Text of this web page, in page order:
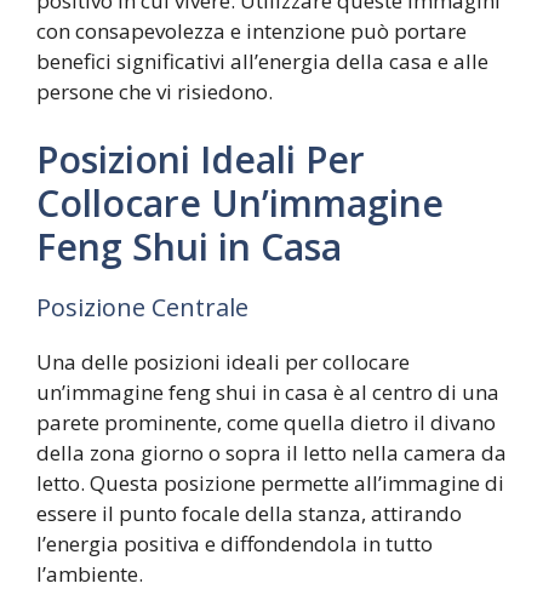
con consapevolezza e intenzione può portare
benefici significativi all’energia della casa e alle
persone che vi risiedono.
Posizioni Ideali Per
Collocare Un’immagine
Feng Shui in Casa
Posizione Centrale
Una delle posizioni ideali per collocare
un’immagine feng shui in casa è al centro di una
parete prominente, come quella dietro il divano
della zona giorno o sopra il letto nella camera da
letto. Questa posizione permette all’immagine di
essere il punto focale della stanza, attirando
l’energia positiva e diffondendola in tutto
l’ambiente.